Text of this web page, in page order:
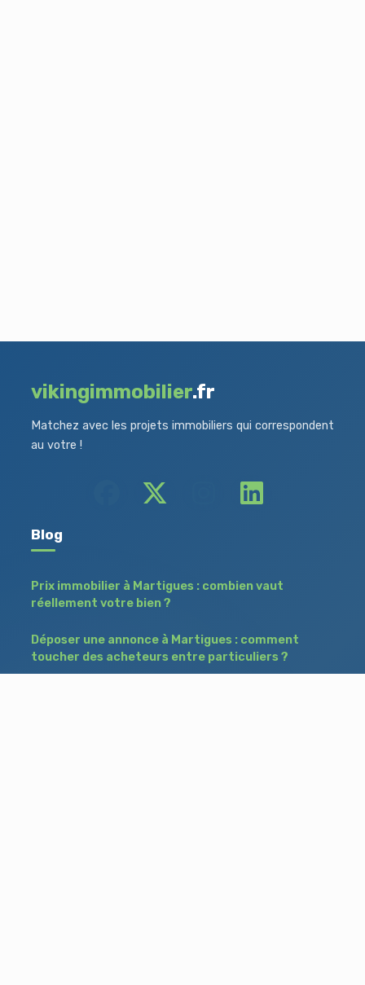
vikingimmobilier.fr
Matchez avec les projets immobiliers qui correspondent
au votre !
Blog
Prix immobilier à Martigues : combien vaut
réellement votre bien ?
Déposer une annonce à Martigues : comment
toucher des acheteurs entre particuliers ?